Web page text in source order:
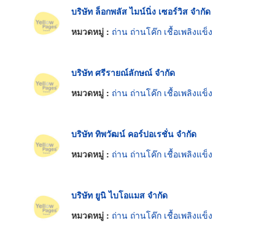
บริษัท ล็อกพลัส ไมน์นิ่ง เซอร์วิส จำกัด
หมวดหมู่ : ถ่าน ถ่านโค๊ก เชื้อเพลิงแข็ง
บริษัท ศรีรายณ์ลักษณ์ จำกัด
หมวดหมู่ : ถ่าน ถ่านโค๊ก เชื้อเพลิงแข็ง
บริษัท ทิพวัฒน์ คอร์ปอเรชั่น จำกัด
หมวดหมู่ : ถ่าน ถ่านโค๊ก เชื้อเพลิงแข็ง
บริษัท ยูนิ ไบโอแมส จำกัด
หมวดหมู่ : ถ่าน ถ่านโค๊ก เชื้อเพลิงแข็ง